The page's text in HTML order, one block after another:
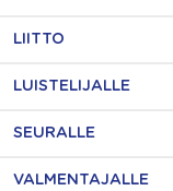
LIITTO
LUISTELIJALLE
SEURALLE
VALMENTAJALLE